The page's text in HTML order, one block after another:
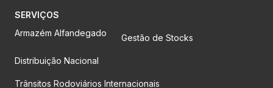
SERVIÇOS
Armazém Alfandegado
Gestão de Stocks
Distribuição Nacional
Trânsitos Rodoviários Internacionais